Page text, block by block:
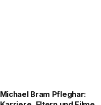
Michael Bram Pfleghar: